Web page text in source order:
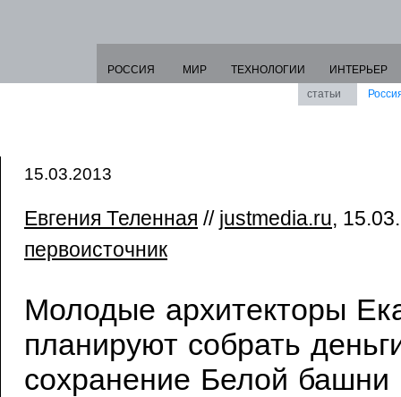
РОССИЯ МИР ТЕХНОЛОГИИ
ИНТЕРЬЕР
статьи
15.03.2013
Евгения Теленная // justmedia.ru,
первоисточник
Молодые архитекторы
планируют собрать
сохранение Белой башни